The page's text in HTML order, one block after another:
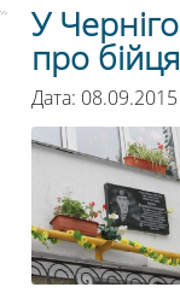
У
про
Дата: